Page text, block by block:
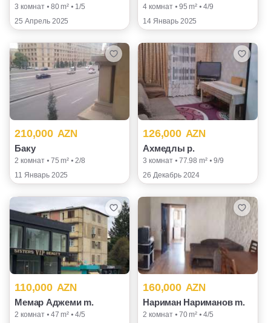
3 комнат ⦁ 80 m² ⦁ 1/5
25 Апрель 2025
4 комнат ⦁ 95 m² ⦁ 4/9
14 Январь 2025
210,000 AZN
Баку
2 комнат ⦁ 75 m² ⦁ 2/8
11 Январь 2025
126,000 AZN
Ахмедлы p.
3 комнат ⦁ 77.98 m² ⦁ 9/9
26 Декабрь 2024
110,000 AZN
Мемар Аджеми m.
2 комнат ⦁ 47 m² ⦁ 4/5
160,000 AZN
Нариман Нариманов m.
2 комнат ⦁ 70 m² ⦁ 4/5